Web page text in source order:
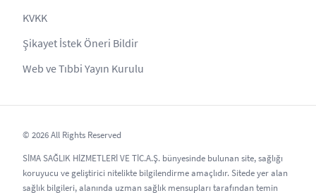
KVKK
Şikayet İstek Öneri Bildir
Web ve Tıbbi Yayın Kurulu
© 2026 All Rights Reserved
SİMA SAĞLIK HİZMETLERİ VE TİC.A.Ş. bünyesinde bulunan site, sağlığı
koruyucu ve geliştirici nitelikte bilgilendirme amaçlıdır. Sitede yer alan
sağlık bilgileri, alanında uzman sağlık mensupları tarafından temin